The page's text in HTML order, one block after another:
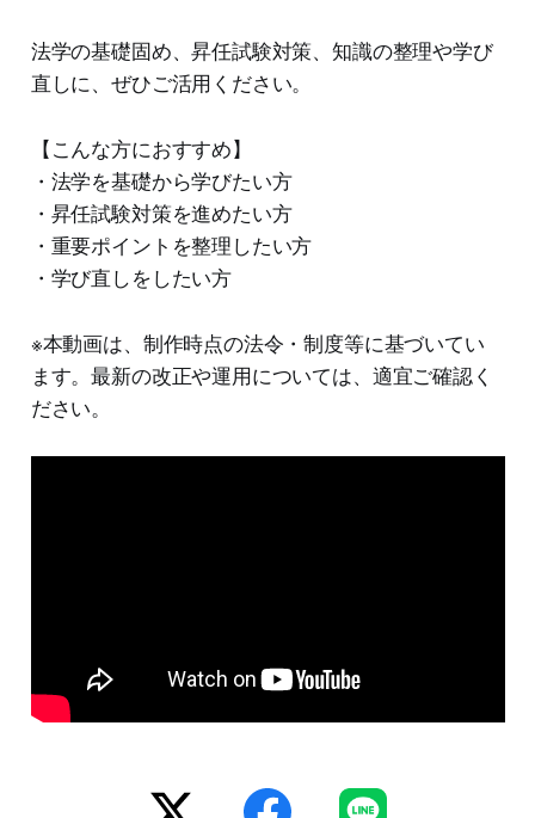
法学の基礎固め、昇任試験対策、知識の整理や学び
直しに、ぜひご活用ください。
【こんな方におすすめ】
・法学を基礎から学びたい方
・昇任試験対策を進めたい方
・重要ポイントを整理したい方
・学び直しをしたい方
※本動画は、制作時点の法令・制度等に基づいてい
ます。最新の改正や運用については、適宜ご確認く
ださい。